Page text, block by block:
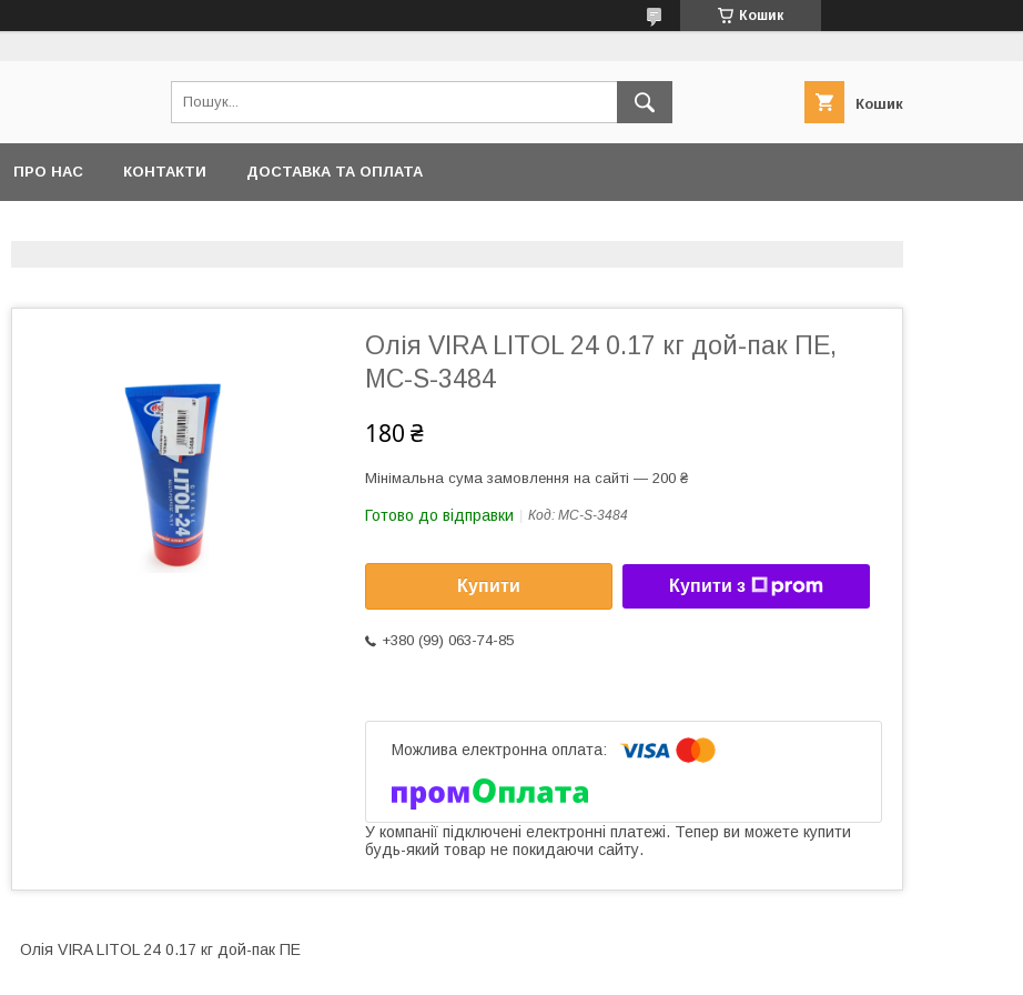
Кошик
Кошик
ПРО НАС КОНТАКТИ ДОСТАВКА ТА ОПЛАТА
Олія VIRA LITOL 24 0.17 кг дой-пак ПЕ,
MC-S-3484
180 ₴
Мінімальна сума замовлення на сайті — 200 ₴
Готово до відправки Код: MC-S-3484
Купити Купити з
+380 (99) 063-74-85
У компанії підключені електронні платежі. Тепер ви можете купити
будь-який товар не покидаючи сайту.
Олія VIRA LITOL 24 0.17 кг дой-пак ПЕ